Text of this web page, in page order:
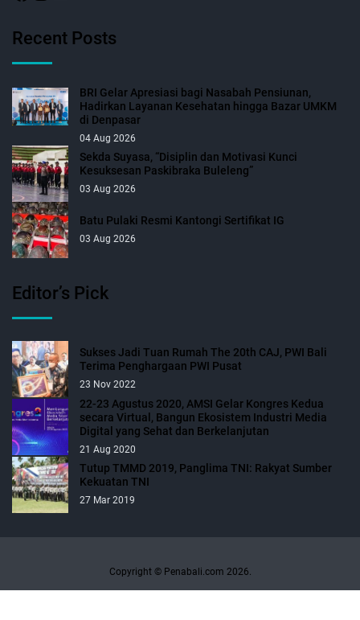
Recent Posts
BRI Gelar Apresiasi bagi Nasabah Pensiunan,
Hadirkan Layanan Kesehatan hingga Bazar UMKM
di Denpasar
04 Aug 2026
Sekda Suyasa, “Disiplin dan Motivasi Kunci
Kesuksesan Paskibraka Buleleng”
03 Aug 2026
Batu Pulaki Resmi Kantongi Sertifikat IG
03 Aug 2026
Editor’s Pick
Sukses Jadi Tuan Rumah The 20th CAJ, PWI Bali
Terima Penghargaan PWI Pusat
23 Nov 2022
22-23 Agustus 2020, AMSI Gelar Kongres Kedua
secara Virtual, Bangun Ekosistem Industri Media
Digital yang Sehat dan Berkelanjutan
21 Aug 2020
Tutup TMMD 2019, Panglima TNI: Rakyat Sumber
Kekuatan TNI
27 Mar 2019
Copyright © Penabali.com 2026.